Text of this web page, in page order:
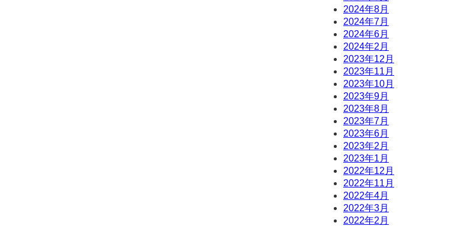
2024年8月
2024年7月
2024年6月
2024年2月
2023年12月
2023年11月
2023年10月
2023年9月
2023年8月
2023年7月
2023年6月
2023年2月
2023年1月
2022年12月
2022年11月
2022年4月
2022年3月
2022年2月